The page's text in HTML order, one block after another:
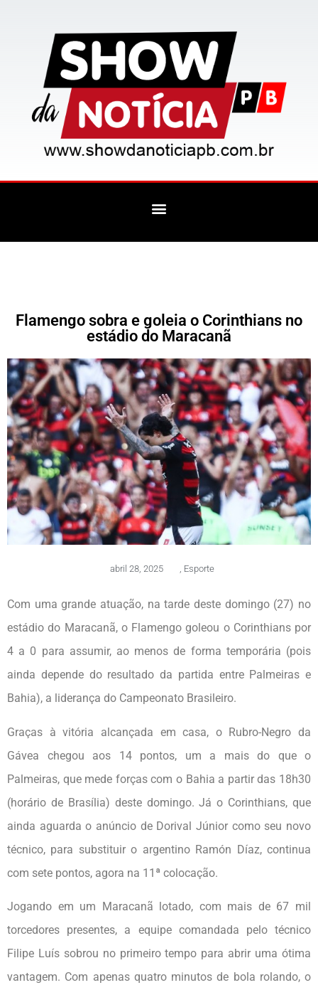
Flamengo sobra e goleia o Corinthians no
estádio do Maracanã
abril 28, 2025 , Esporte
Com uma grande atuação, na tarde deste domingo (27) no
estádio do Maracanã, o Flamengo goleou o Corinthians por
4 a 0 para assumir, ao menos de forma temporária (pois
ainda depende do resultado da partida entre Palmeiras e
Bahia), a liderança do Campeonato Brasileiro.
Graças à vitória alcançada em casa, o Rubro-Negro da
Gávea chegou aos 14 pontos, um a mais do que o
Palmeiras, que mede forças com o Bahia a partir das 18h30
(horário de Brasília) deste domingo. Já o Corinthians, que
ainda aguarda o anúncio de Dorival Júnior como seu novo
técnico, para substituir o argentino Ramón Díaz, continua
com sete pontos, agora na 11ª colocação.
Jogando em um Maracanã lotado, com mais de 67 mil
torcedores presentes, a equipe comandada pelo técnico
Filipe Luís sobrou no primeiro tempo para abrir uma ótima
vantagem. Com apenas quatro minutos de bola rolando, o